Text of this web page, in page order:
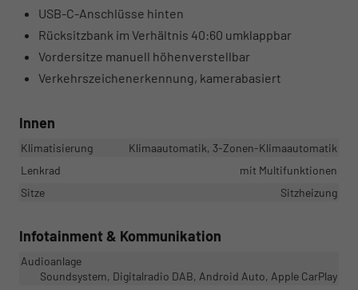
USB-C-Anschlüsse hinten
Rücksitzbank im Verhältnis 40:60 umklappbar
Vordersitze manuell höhenverstellbar
Verkehrszeichenerkennung, kamerabasiert
Innen
Klimatisierung
Klimaautomatik, 3-Zonen-Klimaautomatik
Lenkrad
mit Multifunktionen
Sitze
Sitzheizung
Infotainment & Kommunikation
Audioanlage
Soundsystem, Digitalradio DAB, Android Auto, Apple CarPlay